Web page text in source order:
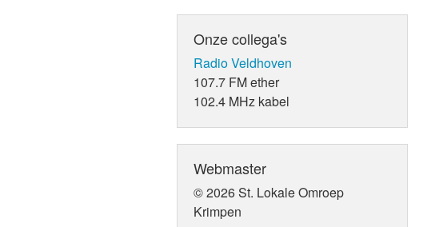
Onze collega's
Radio Veldhoven
107.7 FM ether
102.4 MHz kabel
Webmaster
© 2026 St. Lokale Omroep
Krimpen